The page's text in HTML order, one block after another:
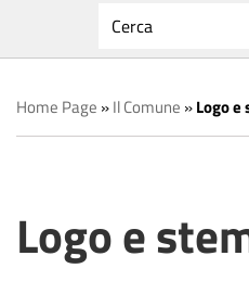
testo
da
cercare
ricerca
Home Page »Il Comune »Logo
Logo e